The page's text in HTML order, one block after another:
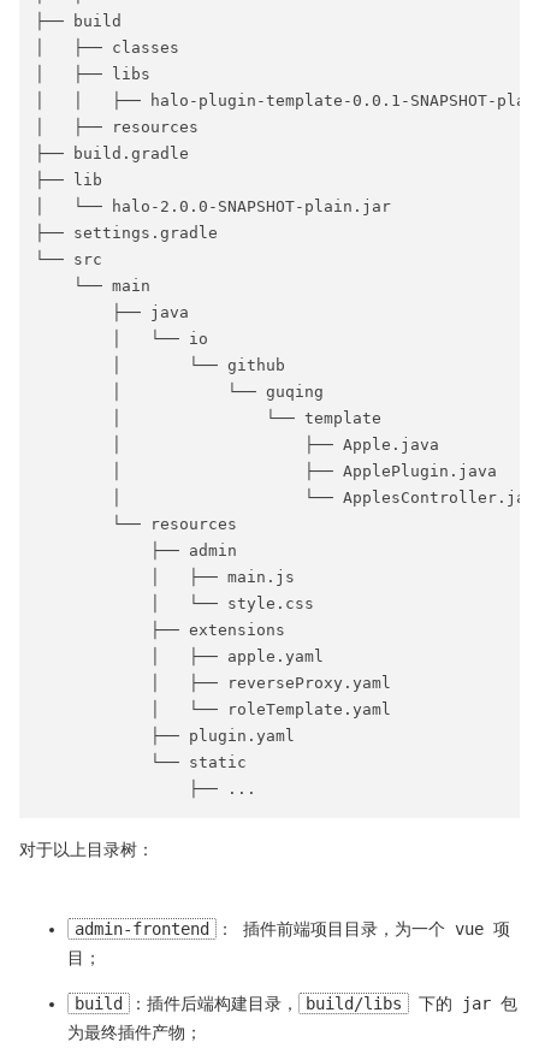
├── build
│   ├── classes
│   ├── libs
│   │   ├── halo-plugin-template-0.0.1-SNAPSHOT-
│   ├── resources
├── build.gradle
├── lib
│   └── halo-2.0.0-SNAPSHOT-plain.jar
├── settings.gradle
└── src
    └── main
        ├── java
        │   └── io
        │       └── github
        │           └── guqing
        │               └── template
        │                   ├── Apple.java
        │                   ├── ApplePlugin.java
│                   └──
        └── resources
            ├── admin
            │   ├── main.js
            │   └── style.css
            ├── extensions
            │   ├── apple.yaml
            │   ├── reverseProxy.yaml
            │   └── roleTemplate.yaml
            ├── plugin.yaml
            └── static
对于以上目录树：
admin-frontend
： 插件前端项目目录，为一个 vue 项
目；
build ：插件后端构建目录， build/libs
下的 jar 包
为最终插件产物；